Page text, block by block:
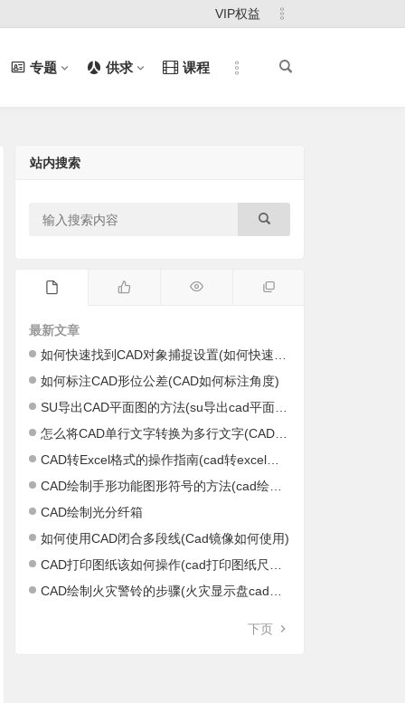
VIP权益
专题 供求 课程
站内搜索
最新文章
如何快速找到CAD对象捕捉设置(如何快速找到cad里的图)
如何标注CAD形位公差(CAD如何标注角度)
SU导出CAD平面图的方法(su导出cad平面图不正)
怎么将CAD单行文字转换为多行文字(CAD单行文字怎么结束)
CAD转Excel格式的操作指南(cad转excel软件)
CAD绘制手形功能图形符号的方法(cad绘制距形)
CAD绘制光分纤箱
如何使用CAD闭合多段线(Cad镜像如何使用)
CAD打印图纸该如何操作(cad打印图纸尺寸设置)
CAD绘制火灾警铃的步骤(火灾显示盘cad图标)
下页